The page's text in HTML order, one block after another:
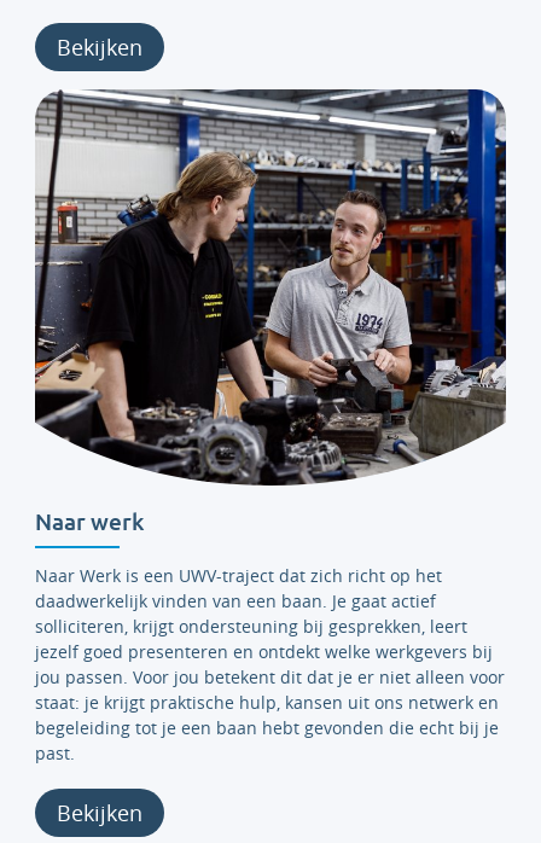
Bekijken
Naar werk
Naar Werk is een UWV-traject dat zich richt op het
daadwerkelijk vinden van een baan. Je gaat actief
solliciteren, krijgt ondersteuning bij gesprekken, leert
jezelf goed presenteren en ontdekt welke werkgevers bij
jou passen. Voor jou betekent dit dat je er niet alleen voor
staat: je krijgt praktische hulp, kansen uit ons netwerk en
begeleiding tot je een baan hebt gevonden die echt bij je
past.
Bekijken